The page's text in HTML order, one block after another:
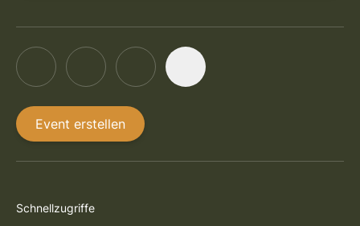
Event erstellen
Schnellzugriffe